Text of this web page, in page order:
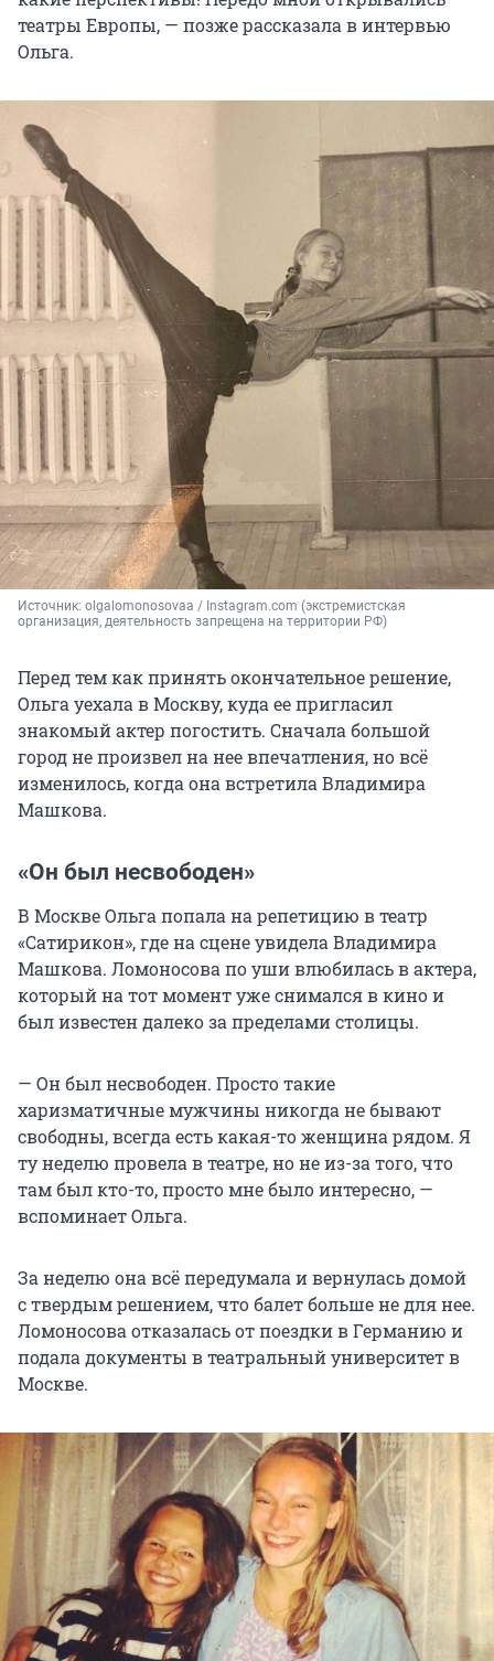
театры Европы, — позже рассказала в интервью
Ольга.
Источник: olgalomonosovaa / Instagram.com (экстремистская
организация, деятельность запрещена на территории РФ)
Перед тем как принять окончательное решение,
Ольга уехала в Москву, куда ее пригласил
знакомый актер погостить. Сначала большой
город не произвел на нее впечатления, но всё
изменилось, когда она встретила Владимира
Машкова.
«Он был несвободен»
В Москве Ольга попала на репетицию в театр
«Сатирикон», где на сцене увидела Владимира
Машкова. Ломоносова по уши влюбилась в актера,
который на тот момент уже снимался в кино и
был известен далеко за пределами столицы.
— Он был несвободен. Просто такие
харизматичные мужчины никогда не бывают
свободны, всегда есть какая-то женщина рядом. Я
ту неделю провела в театре, но не из-за того, что
там был кто-то, просто мне было интересно, —
вспоминает Ольга.
За неделю она всё передумала и вернулась домой
с твердым решением, что балет больше не для нее.
Ломоносова отказалась от поездки в Германию и
подала документы в театральный университет в
Москве.